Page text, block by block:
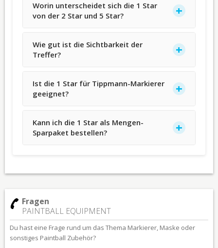
Worin unterscheidet sich die 1 Star
von der 2 Star und 5 Star?
Wie gut ist die Sichtbarkeit der
Treffer?
Ist die 1 Star für Tippmann-Markierer
geeignet?
Kann ich die 1 Star als Mengen-
Sparpaket bestellen?
Fragen
PAINTBALL EQUIPMENT
Du hast eine Frage rund um das Thema Markierer, Maske oder
sonstiges Paintball Zubehör?